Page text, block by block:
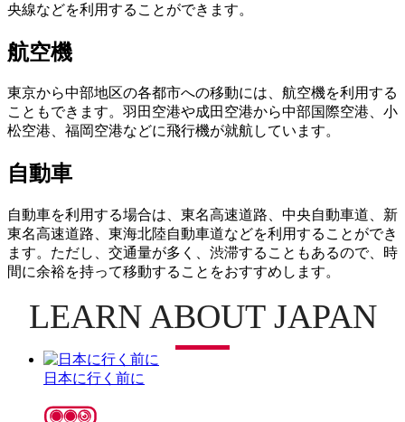
央線などを利用することができます。
航空機
東京から中部地区の各都市への移動には、航空機を利用する
こともできます。羽田空港や成田空港から中部国際空港、小
松空港、福岡空港などに飛行機が就航しています。
自動車
自動車を利用する場合は、東名高速道路、中央自動車道、新
東名高速道路、東海北陸自動車道などを利用することができ
ます。ただし、交通量が多く、渋滞することもあるので、時
間に余裕を持って移動することをおすすめします。
LEARN ABOUT JAPAN
日本に行く前に